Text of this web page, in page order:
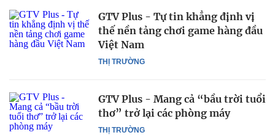
THỊ TRƯỜNG
GTV Plus - Tự tin khẳng định vị
thế nền tảng chơi game hàng đầu
Việt Nam
THỊ TRƯỜNG
GTV Plus - Mang cả “bầu trời tuổi
thơ” trở lại các phòng máy